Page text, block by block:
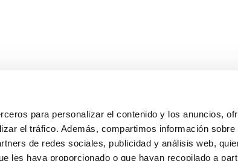
para personalizar el contenido y los anuncios,
el tráfico. Además, compartimos información sobre
de redes sociales, publicidad y análisis web,
les haya proporcionado o que hayan recopilado a